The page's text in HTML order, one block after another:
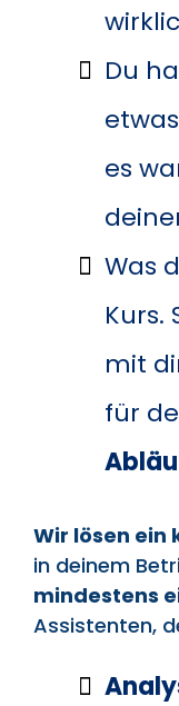
Du
etwas
es
Was
Kurs.
mit
für
Wir lösen
in deinem
mindestens
Assistenten,